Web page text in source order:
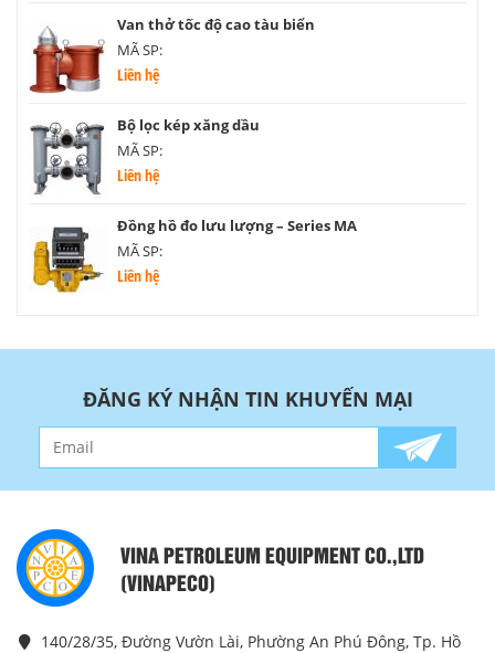
Van thở tốc độ cao tàu biển
MÃ SP:
Liên hệ
Bộ lọc kép xăng dầu
MÃ SP:
Liên hệ
Đồng hồ đo lưu lượng – Series MA
MÃ SP:
Liên hệ
ĐĂNG KÝ NHẬN TIN KHUYẾN MẠI
VINA PETROLEUM EQUIPMENT CO.,LTD
(VINAPECO)
140/28/35, Đường Vườn Lài, Phường An Phú Đông, Tp. Hồ